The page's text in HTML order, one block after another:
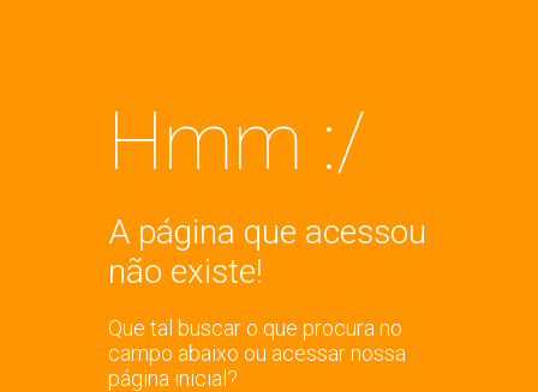
Hmm :/
A página que acessou
não existe!
Que tal buscar o que procura no
campo abaixo ou acessar nossa
página inicial?